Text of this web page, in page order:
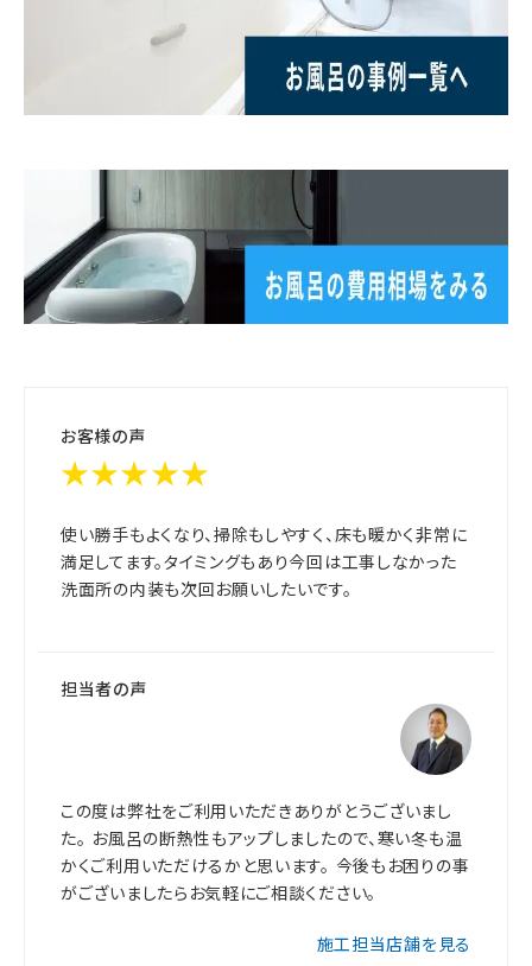
お客様の声
★★★★★
使い勝手もよくなり、掃除もしやすく、床も暖かく非常に
満足してます。タイミングもあり今回は工事しなかった
洗面所の内装も次回お願いしたいです。
担当者の声
この度は弊社をご利用いただきありがとうございまし
た。 お風呂の断熱性もアップしましたので、寒い冬も温
かくご利用いただけるかと思います。 今後もお困りの事
がございましたらお気軽にご相談ください。
施工担当店舗を見る